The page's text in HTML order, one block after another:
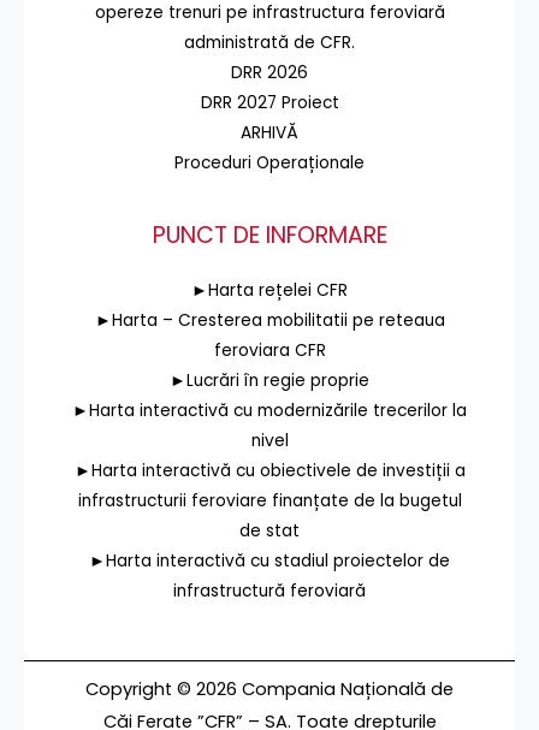
opereze trenuri pe infrastructura feroviară
administrată de CFR.
DRR 2026
DRR 2027 Proiect
ARHIVĂ
Proceduri Operaționale
PUNCT DE INFORMARE
►Harta rețelei CFR
►Harta – Cresterea mobilitatii pe reteaua
feroviara CFR
►Lucrări în regie proprie
►Harta interactivă cu modernizările trecerilor la
nivel
►Harta interactivă cu obiectivele de investiții a
infrastructurii feroviare finanțate de la bugetul
de stat
►Harta interactivă cu stadiul proiectelor de
infrastructură feroviară
Copyright © 2026 Compania Națională de
Căi Ferate ”CFR” – SA. Toate drepturile